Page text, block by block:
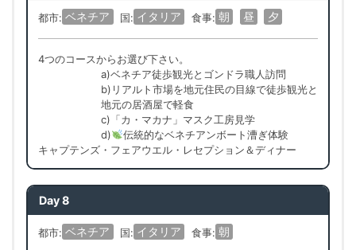
都市: ベネチア 国: イタリア 食事: 朝 昼 夕
4つのコースからお選び下さい。
a)ベネチア徒歩観光とゴンドラ職人訪問
b)リアルト市場を地元住民の目線で徒歩観光と
地元の居酒屋で軽食
c)「カ・マカナ」マスク工房見学
d)
伝統的なベネチアンボート漕ぎ体験
キャプテンズ・フェアウエル・レセプション＆ディナー
Day 8
都市: ベネチア 国: イタリア 食事: 朝